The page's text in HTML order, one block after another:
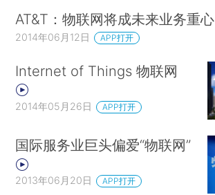
AT&T：物联网将成未来业务重心
2014年06月12日 APP打开
Internet of Things 物联网
2014年05月26日 APP打开
国际服务业巨头偏爱“物联网”
2013年06月20日 APP打开